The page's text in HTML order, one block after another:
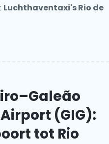
Luchthaventaxi's Rio de
(GIG):
tot Rio